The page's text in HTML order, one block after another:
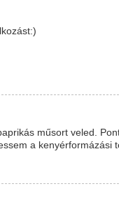
műsort veled.
a kenyérformázási